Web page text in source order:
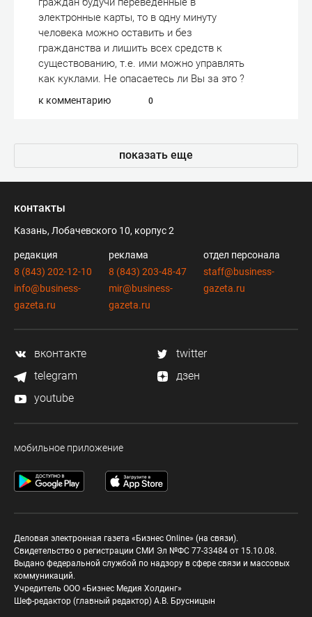
электронные карты, то в одну минуту
человека можно оставить и без
гражданства и лишить всех средств к
существованию, т.е. ими можно управлять
как куклами. Не опасаетесь ли Вы за это ?
к комментарию 0
показать еще
контакты
Казань, Лобачевского 10, корпус 2
редакция
8 (843) 202-12-10
info@business-
gazeta.ru
реклама
8 (843) 203-48-47
mir@business-
gazeta.ru
отдел персонала
staff@business-
gazeta.ru
вконтакте
twitter
telegram
дзен
youtube
мобильное приложение
Деловая электронная газета «Бизнес Online» (на связи).
Свидетельство о регистрации СМИ Эл №ФС 77-33484 от 15.10.08.
Выдано федеральной службой по надзору в сфере связи и массовых
коммуникаций.
Учредитель ООО «Бизнес Медия Холдинг»
Шеф-редактор (главный редактор) А.В. Брусницын